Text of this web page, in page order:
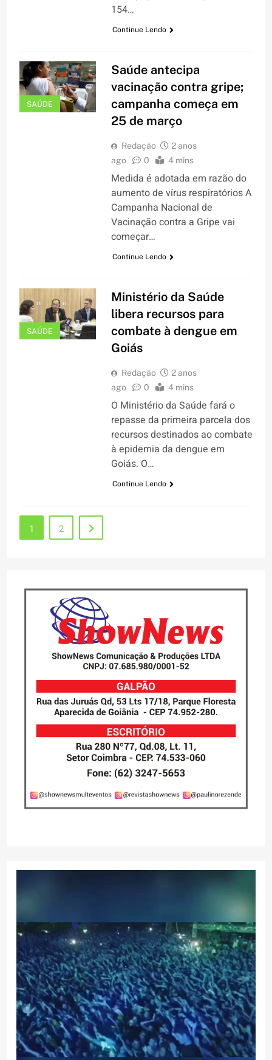
154…
Continue Lendo
SAÚDE
Saúde antecipa
vacinação contra gripe;
campanha começa em
25 de março
Redação
2 anos
ago
0 4 mins
Medida é adotada em razão do
aumento de vírus respiratórios A
Campanha Nacional de
Vacinação contra a Gripe vai
começar…
Continue Lendo
SAÚDE
Ministério da Saúde
libera recursos para
combate à dengue em
Goiás
Redação
2 anos
ago
0 4 mins
O Ministério da Saúde fará o
repasse da primeira parcela dos
recursos destinados ao combate
à epidemia da dengue em
Goiás. O…
Continue Lendo
1 2